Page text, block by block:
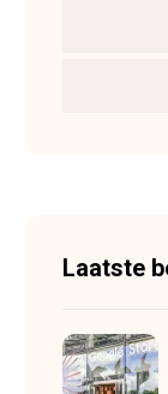
Laatste